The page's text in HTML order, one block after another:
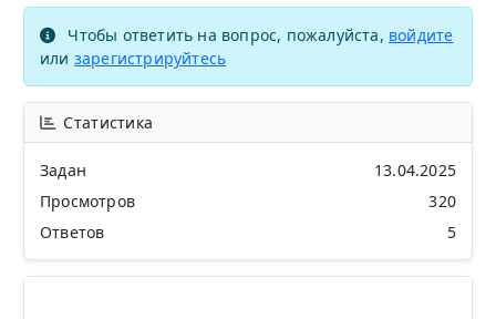
Чтобы ответить на вопрос, пожалуйста, войдите
или зарегистрируйтесь
Статистика
Задан
13.04.2025
Просмотров
320
Ответов
5